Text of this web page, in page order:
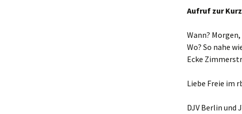
Aufruf zur
Wann?
Wo? So nahe
Ecke
Liebe Freie im
DJV Berlin und